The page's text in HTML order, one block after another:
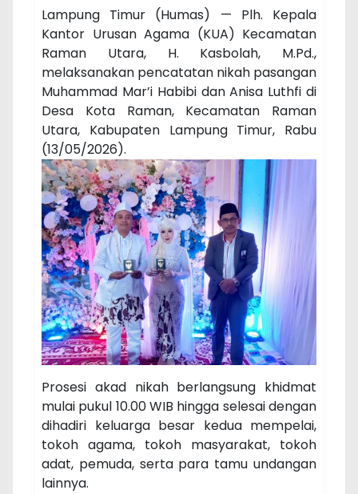
Lampung Timur (Humas) — Plh. Kepala
Kantor Urusan Agama (KUA) Kecamatan
Raman Utara, H. Kasbolah, M.Pd.,
melaksanakan pencatatan nikah pasangan
Muhammad Mar’i Habibi dan Anisa Luthfi di
Desa Kota Raman, Kecamatan Raman
Utara, Kabupaten Lampung Timur, Rabu
(13/05/2026).
Prosesi akad nikah berlangsung khidmat
mulai pukul 10.00 WIB hingga selesai dengan
dihadiri keluarga besar kedua mempelai,
tokoh agama, tokoh masyarakat, tokoh
adat, pemuda, serta para tamu undangan
lainnya.